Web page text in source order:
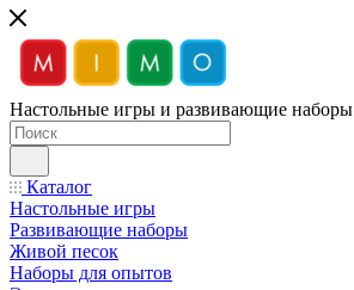
Настольные игры и развивающие наборы
Каталог
Настольные игры
Развивающие наборы
Живой песок
Наборы для опытов